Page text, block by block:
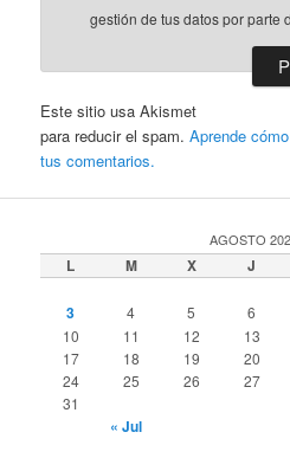
gestión de tus datos por parte
Este sitio usa Akismet
para reducir el spam.Aprende
tus comentarios.
AGOSTO
L M X J
3 4 5 6
10
11 12 13
17
18 19 20
24
25 26 27
31
« Jul